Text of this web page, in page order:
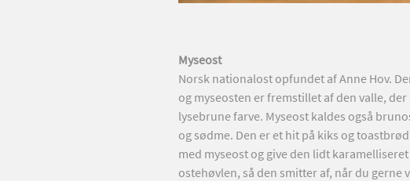
Myseost
Norsk nationalost opfundet af Anne Hov.
og myseosten er fremstillet af den valle,
lysebrune farve. Myseost kaldes også
og sødme. Den er et hit på kiks og
med myseost og give den lidt
ostehøvlen, så den smitter af, når du